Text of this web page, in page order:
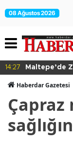
08 Ağustos 2026
14:27 Maltepe’de
Haberdar Gazetesi
Çapraz